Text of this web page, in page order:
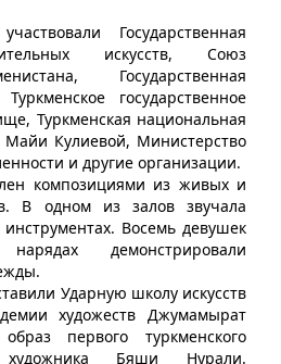
Государственная
искусств, Союз
Государственная
государственное
Туркменская национальная
Майи Кулиевой, Министерство
и другие организации.
композициями из живых и
В одном из залов звучала
Восемь девушек
демонстрировали
Ударную школу искусств
художеств Джумамырат
первого туркменского
художника Бяши Нурали.